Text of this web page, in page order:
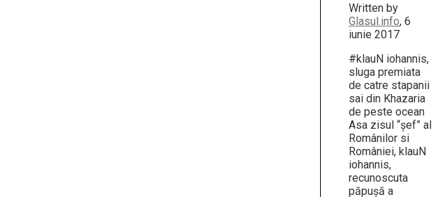
Written by
Glasul.info, 6
iunie 2017
#klauN iohannis,
sluga premiata
de catre stapanii
sai din Khazaria
de peste ocean
Asa zisul “şef” al
Românilor si
României, klauN
iohannis,
recunoscuta
păpuşă a